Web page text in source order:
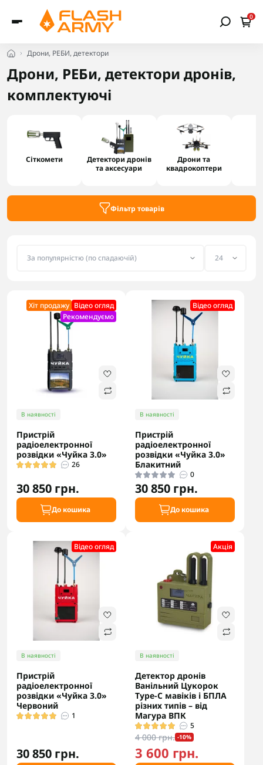
0
Дрони, РЕБИ, детектори
Дрони, РЕБи, детектори дронів,
комплектуючі
Сіткомети
Детектори дронів
та аксесуари
Дрони та
квадрокоптери
Фільтр товарів
Хіт продажу Відео огляд
Рекомендуємо
В наявності
Пристрій
радіоелектронної
розвідки «Чуйка 3.0»
26
30 850 грн.
До кошика
Відео огляд
В наявності
Пристрій
радіоелектронної
розвідки «Чуйка 3.0»
Блакитний
0
30 850 грн.
До кошика
Відео огляд
В наявності
Пристрій
радіоелектронної
розвідки «Чуйка 3.0»
Червоний
1
30 850 грн.
Акцiя
В наявності
Детектор дронів
Ванільний Цукорок
Type-C мавіків і БПЛА
різних типів – від
Магура ВПК
5
4 000 грн. -10%
3 600 грн.